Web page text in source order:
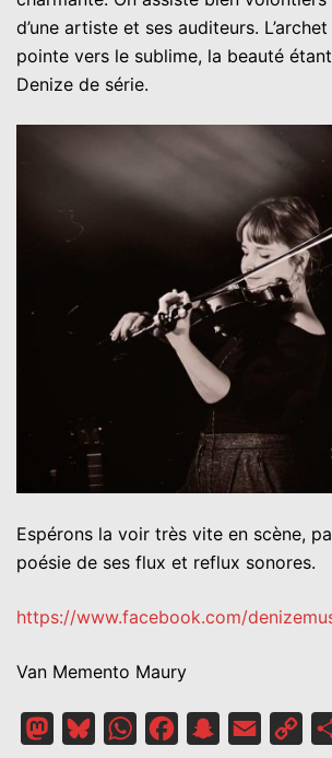
d’une artiste et ses auditeurs.
pointe vers le sublime, la beauté
Denize de série.
Espérons la voir très vite en scène,
poésie de ses flux et reflux sonores.
https://www.facebook.com/
Van Memento Maury
MastodonBlueskyWhatsAppFacebookSnapchat
Email